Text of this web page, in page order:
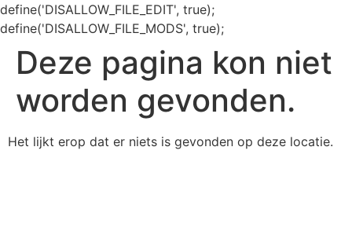
define('DISALLOW_FILE_EDIT', true);
define('DISALLOW_FILE_MODS', true);
Deze pagina kon niet
worden gevonden.
Het lijkt erop dat er niets is gevonden op deze locatie.